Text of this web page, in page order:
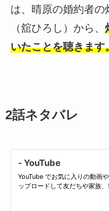
は、晴原の婚約者
（舘ひろし）から、
いたことを聴きます
2話ネタバレ